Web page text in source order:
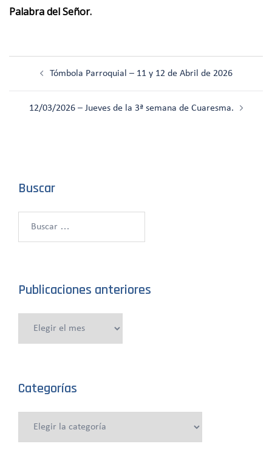
Palabra del Señor.
Tómbola Parroquial – 11 y 12 de Abril de 2026
12/03/2026 – Jueves de la 3ª semana de Cuaresma.
Buscar
Publicaciones anteriores
Categorías